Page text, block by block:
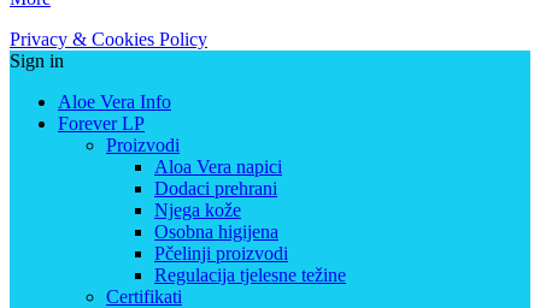
Privacy & Cookies Policy
Sign in
Aloe Vera Info
Forever LP
Proizvodi
Aloa Vera napici
Dodaci prehrani
Njega kože
Osobna higijena
Pčelinji proizvodi
Regulacija tjelesne težine
Certifikati